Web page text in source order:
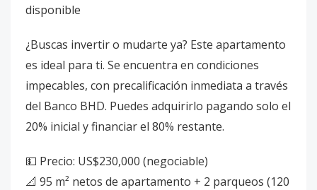
disponible
¿Buscas invertir o mudarte ya? Este apartamento
es ideal para ti. Se encuentra en condiciones
impecables, con precalificación inmediata a través
del Banco BHD. Puedes adquirirlo pagando solo el
20% inicial y financiar el 80% restante.
💵 Precio: US$230,000 (negociable)
📐 95 m² netos de apartamento + 2 parqueos (120